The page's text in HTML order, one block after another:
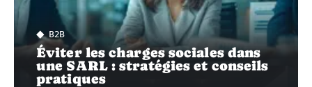
B2B
Éviter les charges sociales dans
une SARL : stratégies et conseils
pratiques